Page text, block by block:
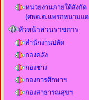
หน่วยงานภายใต้สังกัด
(ศพด.ต.แพรกหนามแด
หัวหน้าส่วนราชการ
สำนักงานปลัด
กองคลัง
กองช่าง
กองการศึกษาฯ
กองสาธารณสุขฯ